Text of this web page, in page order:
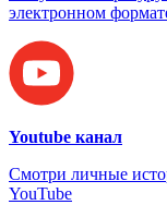
электронном
Youtube канал
Смотри личные
YouTube